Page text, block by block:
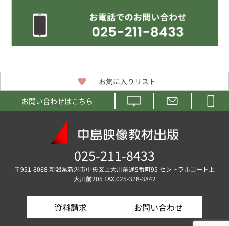
お気に入りリスト
お問い合わせはこちら
025-211-8433
〒951-8068 新潟県新潟市中央区上大川前通5番町95 セントラルコート上
大川前205 FAX.025-378-3842
資料請求 お問い合わせ